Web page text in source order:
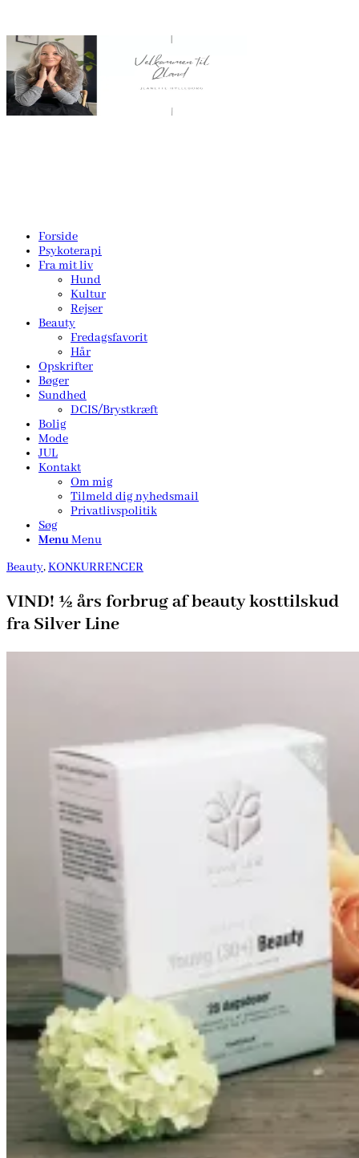
Forside
Psykoterapi
Fra mit liv
Hund
Kultur
Rejser
Beauty
Fredagsfavorit
Hår
Opskrifter
Bøger
Sundhed
DCIS/Brystkræft
Bolig
Mode
JUL
Kontakt
Om mig
Tilmeld dig nyhedsmail
Privatlivspolitik
Søg
MenuMenu
Beauty,KONKURRENCER
VIND! ½ års forbrug af beauty kosttilskud
fra Silver Line